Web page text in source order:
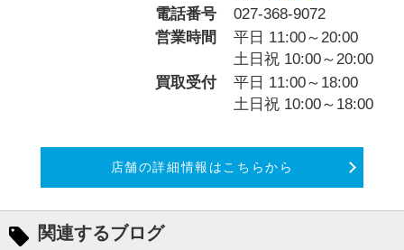
電話番号
027-368-9072
営業時間
平日 11:00～20:00
土日祝 10:00～20:00
買取受付
平日 11:00～18:00
土日祝 10:00～18:00
店舗の詳細情報はこちらから
関連するブログ